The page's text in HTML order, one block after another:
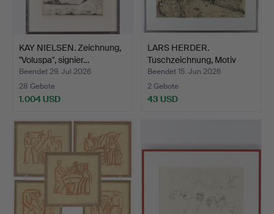
KAY NIELSEN. Zeichnung,
"Voluspa", signier…
Beendet 29. Jul 2026
28 Gebote
1.004 USD
LARS HERDER.
Tuschzeichnung, Motiv
vermutl…
Beendet 15. Jun 2026
2 Gebote
43 USD